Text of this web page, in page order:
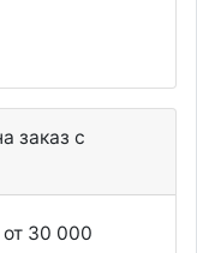
заказ c
30 000